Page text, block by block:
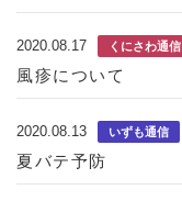
2020.08.17 くにさわ通信
風疹について
2020.08.13 いずも通信
夏バテ予防